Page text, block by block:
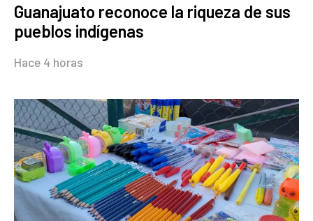
Guanajuato reconoce la riqueza de sus
pueblos indígenas
Hace 4 horas